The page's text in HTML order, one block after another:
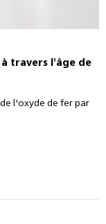
à travers l'âge de
l'oxyde de fer par